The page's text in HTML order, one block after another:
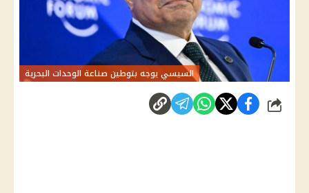
السيسي يوجه بتوطين صناعة الوحدات البحرية
شارك